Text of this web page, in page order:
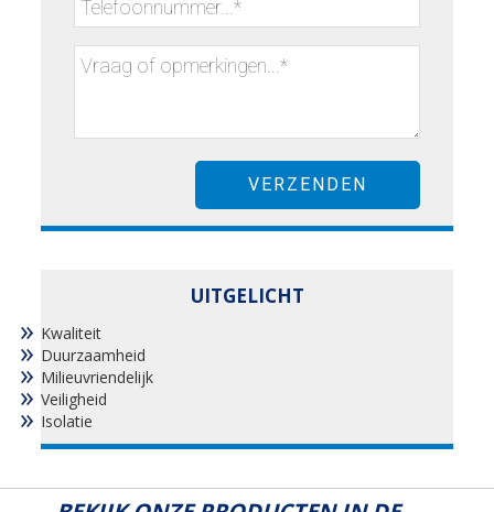
UITGELICHT
Kwaliteit
Duurzaamheid
Milieuvriendelijk
Veiligheid
Isolatie